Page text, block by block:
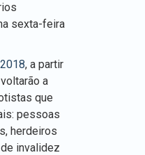
sexta-feira
, a partir
a
que
pessoas
herdeiros
invalidez